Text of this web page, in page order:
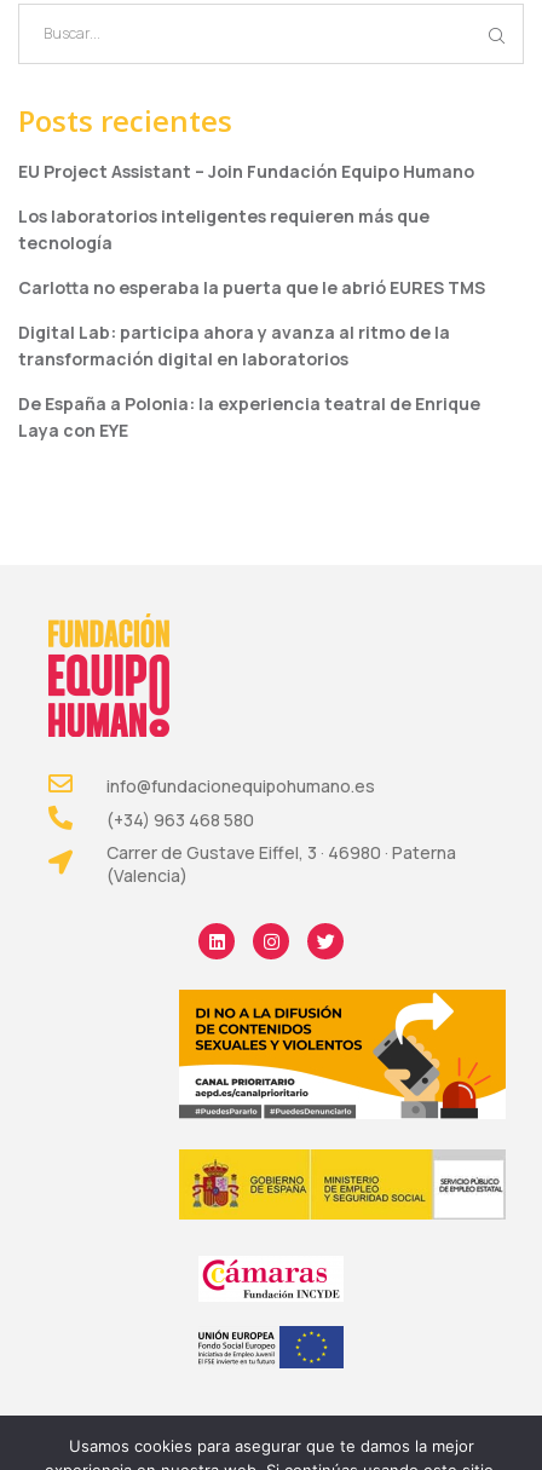
Posts recientes
EU Project Assistant – Join Fundación Equipo Humano
Los laboratorios inteligentes requieren más que
tecnología
Carlotta no esperaba la puerta que le abrió EURES TMS
Digital Lab: participa ahora y avanza al ritmo de la
transformación digital en laboratorios
De España a Polonia: la experiencia teatral de Enrique
Laya con EYE
info@fundacionequipohumano.es
(+34) 963 468 580
Carrer de Gustave Eiffel, 3 · 46980 · Paterna
(Valencia)
Usamos cookies para asegurar que te damos la mejor